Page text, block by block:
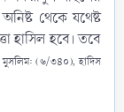
থেকে যথেষ্ট
হাসিল হবে। তবে
(৬/৩৪০), হাদিস